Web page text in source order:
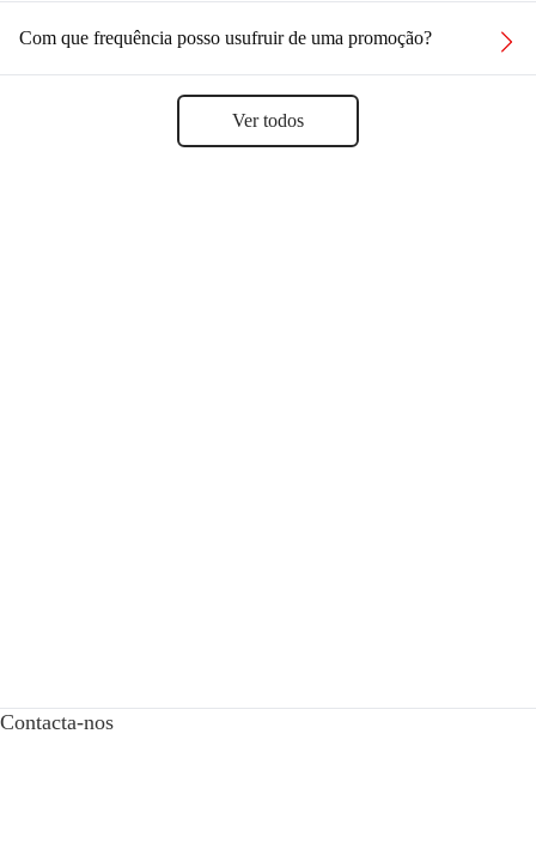
Com que frequência posso usufruir de uma promoção?
Ver todos
Contacta-nos